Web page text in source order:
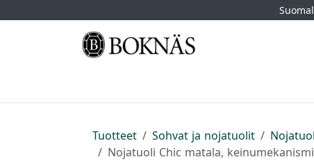
Tuotteet Sohvat ja nojatuolit
Nojatuoli Chic matala,